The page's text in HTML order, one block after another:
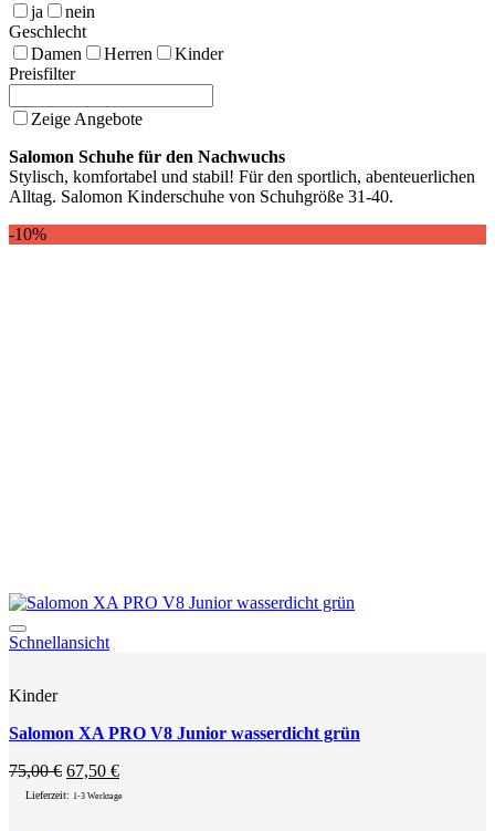
ja
nein
Geschlecht
Damen
Herren
Kinder
Preisfilter
Zeige Angebote
Salomon Schuhe für den Nachwuchs
Stylisch, komfortabel und stabil! Für den sportlich, abenteuerlichen
Alltag. Salomon Kinderschuhe von Schuhgröße 31-40.
-10%
Schnellansicht
Kinder
Salomon XA PRO V8 Junior wasserdicht grün
75,00€ Ursprünglicher
Preis
67,50 €Aktueller
Lieferzeit: 1-3 Werktage